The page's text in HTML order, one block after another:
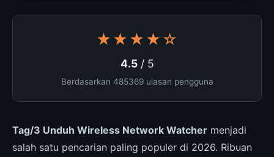
★★★★☆
4.5/ 5
Berdasarkan 485369 ulasan pengguna
Tag/3 Unduh Wireless Network Watcher menjadi
salah satu pencarian paling populer di 2026. Ribuan